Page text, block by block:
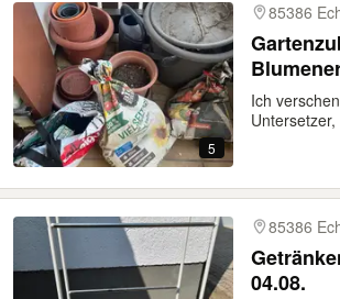
5
85386
Ich
85386
04.08.